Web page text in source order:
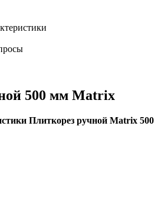
500 мм Matrix
Плиткорез ручной Matrix 500